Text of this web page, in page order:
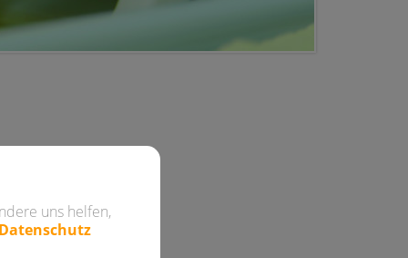
uns helfen,